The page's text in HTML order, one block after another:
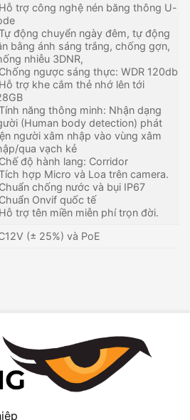
trợ công nghệ nén băng thông U-
động chuyển ngày đêm, tự động
bằng ánh sáng trắng, chống gợn,
nhiễu 3DNR,
ngược sáng thực: WDR 120db
trợ khe cắm thẻ nhớ lên tới
năng thông minh: Nhận dạng
(Human body detection) phát
người xâm nhập vào vùng xâm
qua vạch kẻ
độ hành lang: Corridor
hợp Micro và Loa trên camera.
chống nước và bụi IP67
Onvif quốc tế
trợ tên miền miễn phí trọn đời.
(± 25%) và PoE